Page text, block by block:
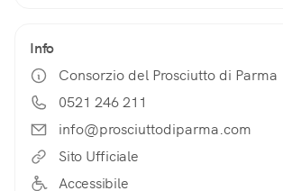
Info
Consorzio del Prosciutto di Parma
0521 246 211
info@prosciuttodiparma.com
Sito Ufficiale
Accessibile